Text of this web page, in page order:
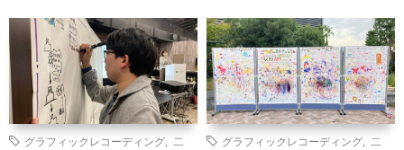
グラフィックレコーディング
二
グラフィックレコーディング
二